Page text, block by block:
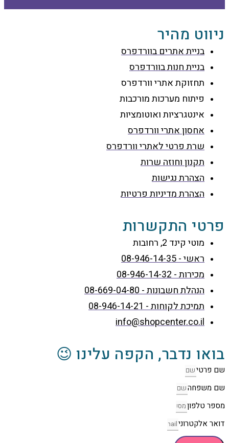
ניווט מהיר
בניית אתרים בוורדפרס
בניית חנות בוורדפרס
תחזוקת אתרי וורדפרס
פיתוח מערכות מורכבות
אינטגרציות ואוטומציות
אחסון אתרי וורדפרס
שרת פרטי לאתרי וורדפרס
תקנון וחוזה שרות
הצהרת נגישות
הצהרת מדיניות פרטיות
פרטי התקשרות
מוטי קינד 2, רחובות
ראשי - 08-946-14-35
מכירות - 08-946-14-32
הנהלת חשבונות - 08-669-04-80
תמיכת לקוחות - 08-946-14-21
info@shopcenter.co.il
בואו נדבר, הקפה עלינו 😉
שם פרטי
שם משפחה
מספר טלפון
דואר אלקטרוני